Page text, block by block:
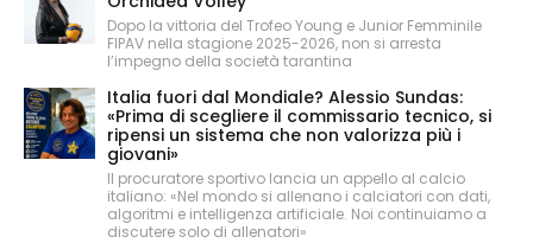
Dopo la vittoria del Trofeo Young e Junior Femminile
FIPAV nella stagione 2025-2026, non si arresta
l’impegno della società tarantina
Italia fuori dal Mondiale? Alessio Sundas:
«Prima di scegliere il commissario tecnico, si
ripensi un sistema che non valorizza più i
giovani»
Il procuratore sportivo lancia un appello al calcio
italiano: «Nel mondo si allenano i calciatori con dati,
algoritmi e intelligenza artificiale. Noi continuiamo a
discutere solo di allenatori»